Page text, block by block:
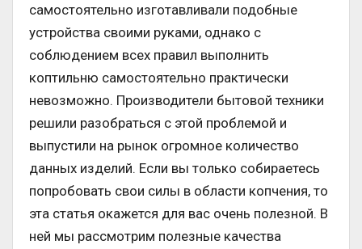
самостоятельно изготавливали подобные
устройства своими руками, однако с
соблюдением всех правил выполнить
коптильню самостоятельно практически
невозможно. Производители бытовой техники
решили разобраться с этой проблемой и
выпустили на рынок огромное количество
данных изделий. Если вы только собираетесь
попробовать свои силы в области копчения, то
эта статья окажется для вас очень полезной. В
ней мы рассмотрим полезные качества